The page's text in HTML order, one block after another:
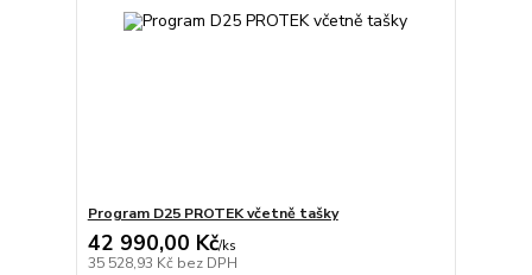
Program D25 PROTEK včetně tašky
42 990,00 Kč/ks
35 528,93 Kč bez DPH